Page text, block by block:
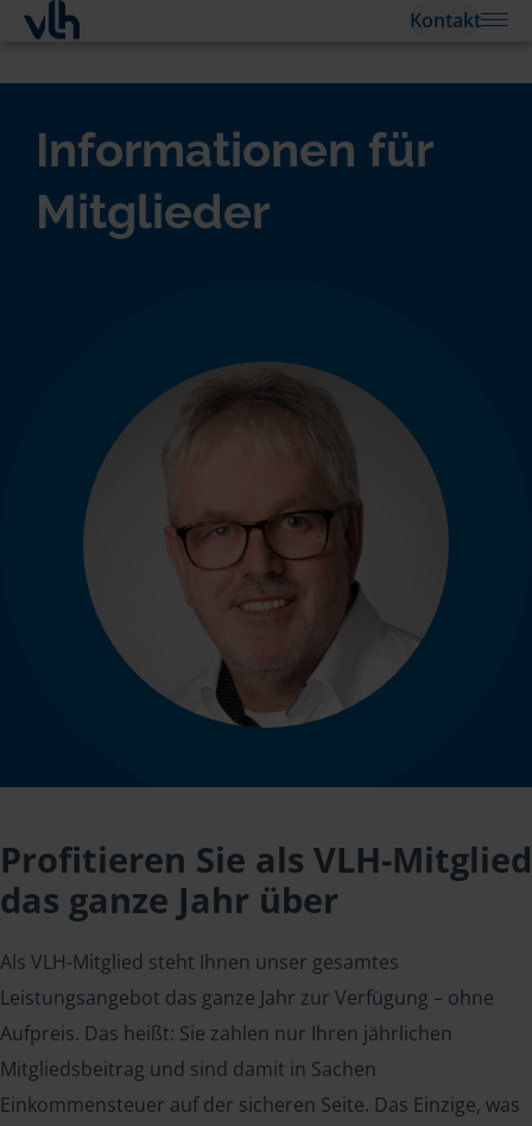
Kontakt
Informationen für
Mitglieder
Profitieren Sie als VLH-Mitglied
das ganze Jahr über
Als VLH-Mitglied steht Ihnen unser gesamtes
Leistungsangebot das ganze Jahr zur Verfügung – ohne
Aufpreis. Das heißt: Sie zahlen nur Ihren jährlichen
Mitgliedsbeitrag und sind damit in Sachen
Einkommensteuer auf der sicheren Seite. Das Einzige, was